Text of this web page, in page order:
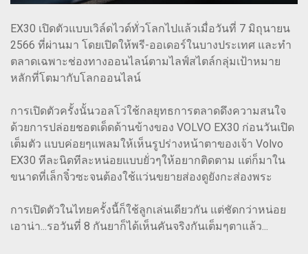
EX30 เปิดตัวแบบเวิล์ดไวด์ทั่วโลกไปแล้วเมื่อวันที่ 7 มิถุนายน
2566 ที่ผ่านมา โดยเปิดให้พรี-ออเดอร์ในบางประเทศ และทำ
ตลาดเฉพาะช่องทางออนไลน์ตามไลฟ์สไตล์กลุ่มเป้าหมาย
หลักที่โตมากับโลกออนไลน์
การเปิดตัวครั้งนั้นวอลโว่ใช้กลยุทธการตลาดดึงความสนใจ
ด้วยการปล่อยชอตเด็ดด้านข้างของ VOLVO EX30 ก่อนวันเปิด
เต็มตัว แบบค่อยๆแพลมให้เห็นรูปร่างหน้าตาของเจ้า Volvo
EX30 ทีละนิดทีละหน่อยแบบยั่วๆให้อยากติดตาม แต่ก็มาใน
ขนาดที่เล็กจิ๋วซะจนต้องใช้แว่นขยายส่องดูยังกะส่องพระ
การเปิดตัวในไทยครั้งนี้ก็ใช้ลูกเล่นเดียวกัน แต่ชัดกว่าหน่อย
เอาน่า...รอวันที่ 8 กันยาก็ได้เห็นคันจริงกันเต็มๆตาแล้ว...